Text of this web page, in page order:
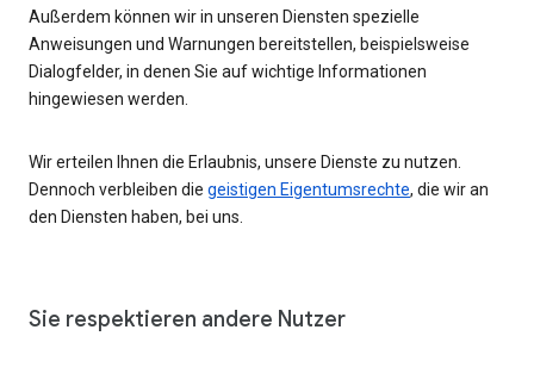
Außerdem können wir in unseren Diensten spezielle
Anweisungen und Warnungen bereitstellen, beispielsweise
Dialogfelder, in denen Sie auf wichtige Informationen
hingewiesen werden.
Wir erteilen Ihnen die Erlaubnis, unsere Dienste zu nutzen.
Dennoch verbleiben die geistigen Eigentumsrechte, die wir an
den Diensten haben, bei uns.
Sie respektieren andere Nutzer